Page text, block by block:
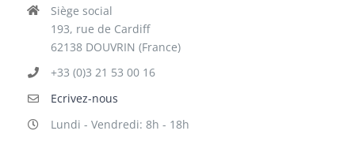
Siège social
193, rue de Cardiff
62138 DOUVRIN (France)
+33 (0)3 21 53 00 16
Ecrivez-nous
Lundi - Vendredi: 8h - 18h